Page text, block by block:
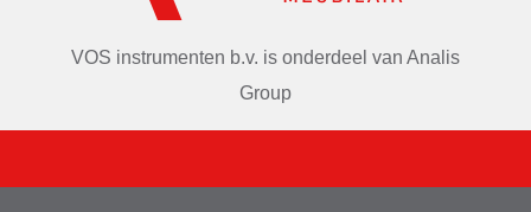
VOS instrumenten b.v. is onderdeel van Analis
Group